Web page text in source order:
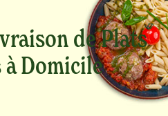
de Plats
à Domicile